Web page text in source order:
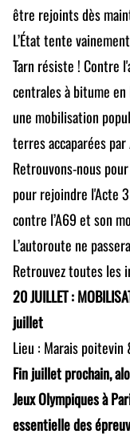
être rejoints dès
L’État tente
Tarn résiste ! Contre
centrales à bitume en
une mobilisation
terres accaparées par
Retrouvons-nous
pour rejoindre l'Acte
contre l’A69 et son
L’autoroute ne
Retrouvez toutes les
20 JUILLET :
juillet
Lieu : Marais
Fin juillet prochain,
Jeux Olympiques à
essentielle des